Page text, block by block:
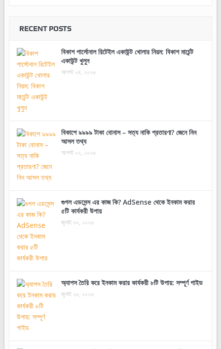
RECENT POSTS
বিকাশ পার্সোনাল রিটেইল একাউন্ট খোলার নিয়ম: বিকাশ মার্চেন্ট
একাউন্ট খুলুন
আগস্ট ০৪, ২০২৬
বিকাশে ৯৯৯৯ টাকা বোনাস – সত্য নাকি প্রতারণা? জেনে নিন
আসল তথ্য
আগস্ট ০২, ২০২৬
গুগল এডসেন্স এর কাজ কি? AdSense থেকে ইনকাম করার
৫টি কার্যকরী উপায়
জুলাই ৩০, ২০২৬
অ্যাপস তৈরি করে ইনকাম করার কার্যকরী ৮টি উপায়: সম্পূর্ণ গাইড
জুলাই ২৮, ২০২৬